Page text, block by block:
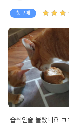
첫구매
습식인줄 몰랐네요